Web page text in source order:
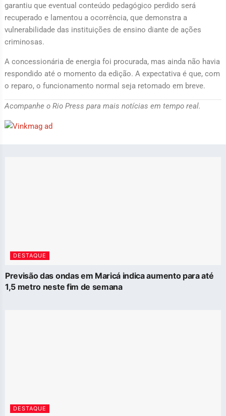
garantiu que eventual conteúdo pedagógico perdido será
recuperado e lamentou a ocorrência, que demonstra a
vulnerabilidade das instituições de ensino diante de ações
criminosas.
A concessionária de energia foi procurada, mas ainda não havia
respondido até o momento da edição. A expectativa é que, com
o reparo, o funcionamento normal seja retomado em breve.
Acompanhe o Rio Press para mais notícias em tempo real.
DESTAQUE
Previsão das ondas em Maricá indica aumento para até
1,5 metro neste fim de semana
DESTAQUE